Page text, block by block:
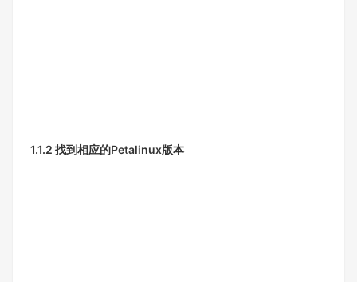
1.1.2 找到相应的Petalinux版本